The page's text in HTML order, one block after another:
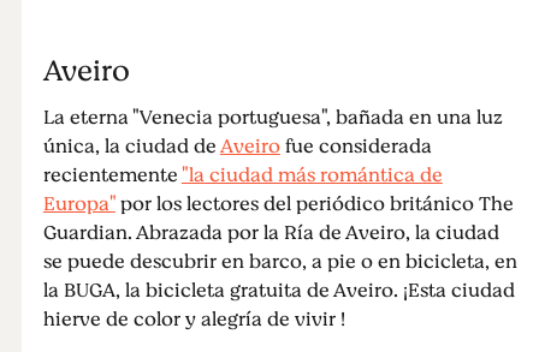
Aveiro
La eterna "Venecia portuguesa", bañada en una luz
única, la ciudad deAveirofue considerada
recientemente"la ciudad más romántica de
Europa"por los lectores del periódico británico The
Guardian. Abrazada por la Ría de Aveiro, la ciudad
se puede descubrir en barco, a pie o en bicicleta, en
la BUGA, la bicicleta gratuita de Aveiro. ¡Esta ciudad
hierve de color y alegría de vivir !